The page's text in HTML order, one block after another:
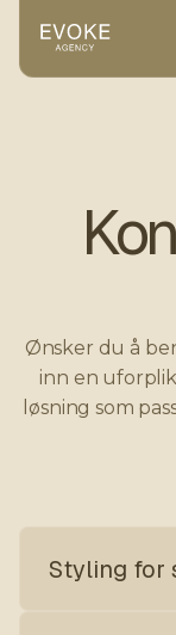
Tjenester
Q&A
Bestilling
Ønsker du å
inn en
løsning som
Styling for